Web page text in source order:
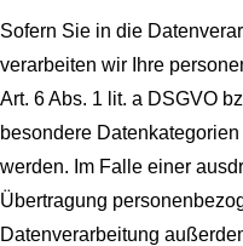
Sofern Sie in die
verarbeiten wir Ihre
Art. 6 Abs. 1 lit. a DSGVO
besondere
werden. Im Falle einer
Übertragung
Datenverarbeitung